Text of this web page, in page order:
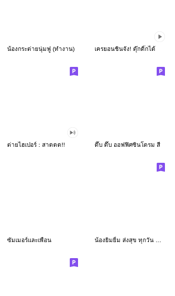
น้องกระต่ายนุ่มฟู (ทำงาน) เครยอนชินจัง! ดุ๊กดิ๊กได้
ต่ายไฮเปอร์ : สาดดด!! ดึ๊บ ดึ๊บ ออฟฟิศซินโดรม สี่
ซัมเมอร์และเพื่อน